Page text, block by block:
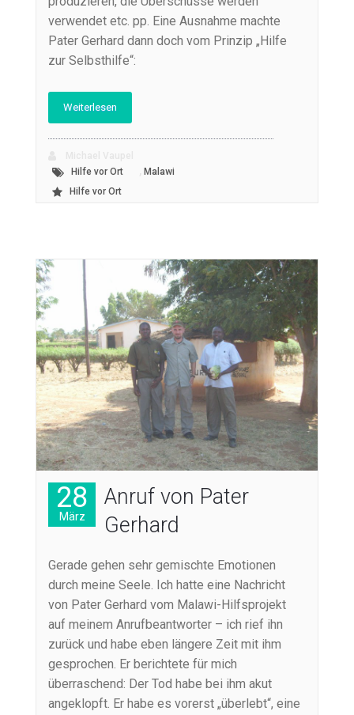
verwendet etc. pp. Eine Ausnahme machte
Pater Gerhard dann doch vom Prinzip „Hilfe
zur Selbsthilfe“:
Weiterlesen
Hilfe vor Ort
Malawi
Hilfe vor Ort
28
März
Anruf von Pater
Gerhard
Gerade gehen sehr gemischte Emotionen
durch meine Seele. Ich hatte eine Nachricht
von Pater Gerhard vom Malawi-Hilfsprojekt
auf meinem Anrufbeantworter – ich rief ihn
zurück und habe eben längere Zeit mit ihm
gesprochen. Er berichtete für mich
überraschend: Der Tod habe bei ihm akut
angeklopft. Er habe es vorerst „überlebt“, eine